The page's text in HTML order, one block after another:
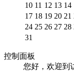
10 11 12 13 14
17 18 19 20 21
24 25 26 27 28
31
控制面板
您好，欢迎到